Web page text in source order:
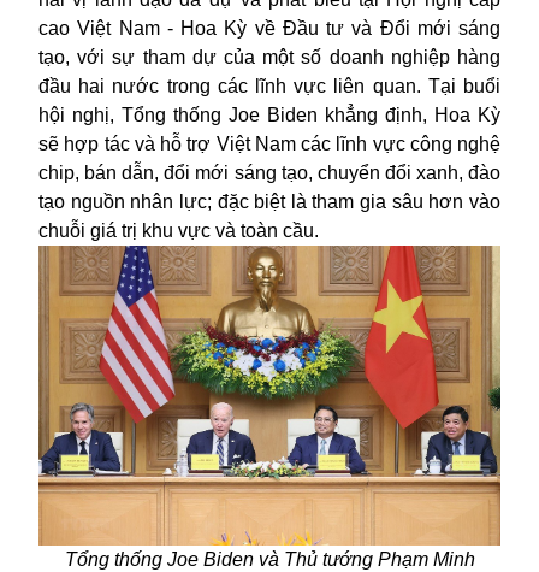
cao Việt Nam - Hoa Kỳ về Đầu tư và Đổi mới sáng
tạo, với sự tham dự của một số doanh nghiệp hàng
đầu hai nước trong các lĩnh vực liên quan. Tại buổi
hội nghị, Tổng thống Joe Biden khẳng định, Hoa Kỳ
sẽ hợp tác và hỗ trợ Việt Nam các lĩnh vực công nghệ
chip, bán dẫn, đổi mới sáng tạo, chuyển đổi xanh, đào
tạo nguồn nhân lực; đặc biệt là tham gia sâu hơn vào
chuỗi giá trị khu vực và toàn cầu.
Tổng thống Joe Biden và Thủ tướng Phạm Minh